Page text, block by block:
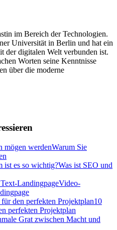
im Bereich der Technologien.
Universität in Berlin und hat ein
der digitalen Welt verbunden ist.
Worten seine Kenntnisse
über die moderne
Warum Sie
Was ist SEO und
Video-
10
perfekten Projektplan